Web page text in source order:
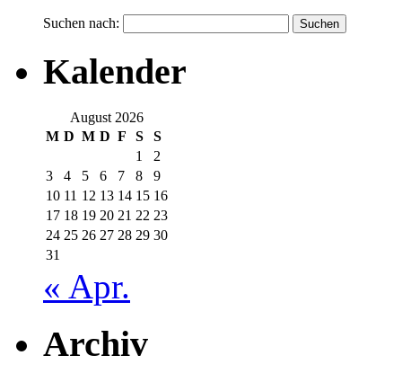
Suchen nach:
Kalender
August 2026
M D M D F S
S
1
2
3
4 5 6 7 8
9
10 11 12 13 14 15 16
17 18 19 20 21 22 23
24 25 26 27 28 29 30
31
« Apr.
Archiv